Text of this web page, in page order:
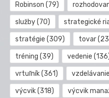
Robinson (79)
služby(70) strategické
stratégie (309) tovar
tréning (39) vedenie
vrtuľník(361) vzdelávanie
výcvik(318) výcvik